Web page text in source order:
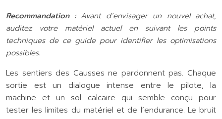
Recommandation :Avant d’envisager un nouvel achat,
auditez votre matériel actuel en suivant les points
techniques de ce guide pour identifier les optimisations
possibles.
Les sentiers des Causses ne pardonnent pas. Chaque
sortie est un dialogue intense entre le pilote, la
machine et un sol calcaire qui semble conçu pour
tester les limites du matériel et de l’endurance. Le bruit